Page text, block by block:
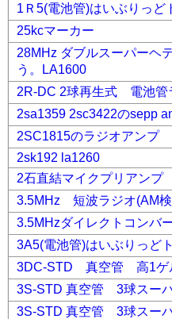
1Ｒ5(電池管)はいぶりっど
25kcマーカー
28MHz ダブルスーパーヘ
う。LA1600
2R-DC 2球再生式 電池
2sa1359 2sc3422のsepp
2SC1815のラジオアンプ
2sk192 la1260
2石直結マイクプリアンプ
3.5MHz 短波ラジオ(AM
3.5MHzダイレクトコンバ
3A5(電池管)はいぶりっど
3DC-STD 真空管 高1ゲ
3S-STD 真空管 3球スー
3S-STD 真空管 3球スー